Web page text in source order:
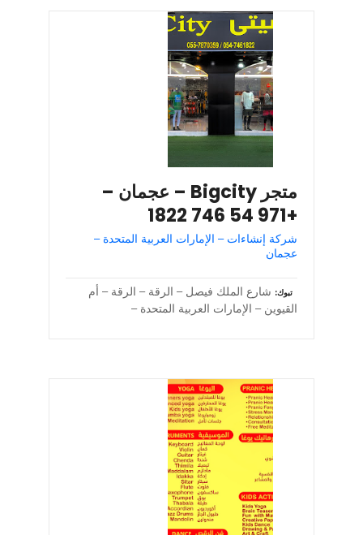
متجر Bigcity – عجمان –
+971 54 746 1822
شركة إنشاءات – الإمارات العربية المتحدة –
عجمان
تبوك
شارع الملك فيصل – الرقة – الرقة – أم
القيوين – الإمارات العربية المتحدة –